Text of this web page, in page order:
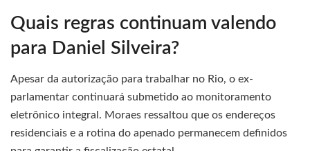
Quais regras continuam valendo
para Daniel Silveira?
Apesar da autorização para trabalhar no Rio, o ex-
parlamentar continuará submetido ao monitoramento
eletrônico integral. Moraes ressaltou que os endereços
residenciais e a rotina do apenado permanecem definidos